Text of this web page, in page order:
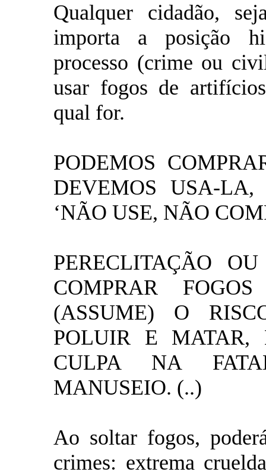
Qualquer cidadão,
importa a posição
processo (crime ou
usar fogos de
qual for.
PODEMOS
DEVEMOS USA-
‘NÃO USE, NÃO
PERECLITAÇÃO
COMPRAR
(ASSUME) O
POLUIR E MATAR,
CULPA NA
MANUSEIO. (..)
Ao soltar fogos,
crimes: extrema